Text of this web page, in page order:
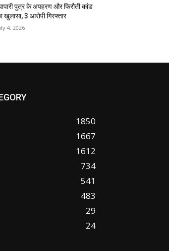
पुत्र के अपहरण और फिरौती कांड
खुलासा, 3 आरोपी गिरफ्तार
4, 2026
1850
1667
1612
734
541
483
29
24